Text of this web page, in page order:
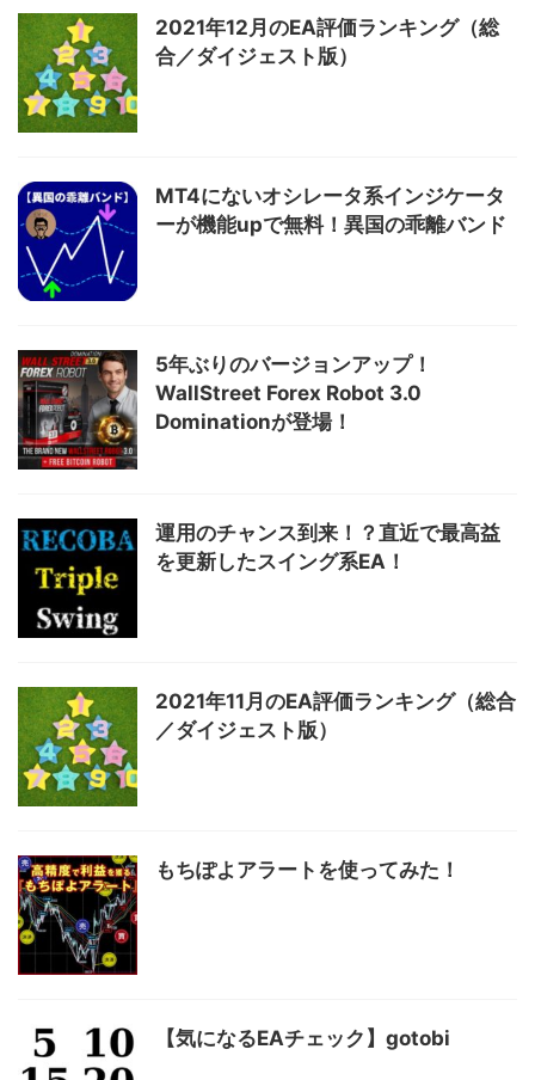
2021年12月のEA評価ランキング（総
合／ダイジェスト版）
MT4にないオシレータ系インジケータ
ーが機能upで無料！異国の乖離バンド
5年ぶりのバージョンアップ！
WallStreet Forex Robot 3.0
Dominationが登場！
運用のチャンス到来！？直近で最高益
を更新したスイング系EA！
2021年11月のEA評価ランキング（総合
／ダイジェスト版）
もちぽよアラートを使ってみた！
【気になるEAチェック】gotobi